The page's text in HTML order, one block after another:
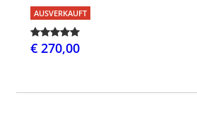
AUSVERKAUFT
€ 270,00